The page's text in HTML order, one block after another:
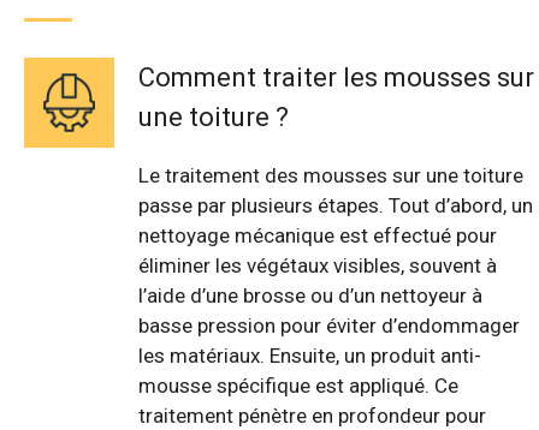
Comment traiter les mousses sur
une toiture ?
Le traitement des mousses sur une toiture
passe par plusieurs étapes. Tout d’abord, un
nettoyage mécanique est effectué pour
éliminer les végétaux visibles, souvent à
l’aide d’une brosse ou d’un nettoyeur à
basse pression pour éviter d’endommager
les matériaux. Ensuite, un produit anti-
mousse spécifique est appliqué. Ce
traitement pénètre en profondeur pour